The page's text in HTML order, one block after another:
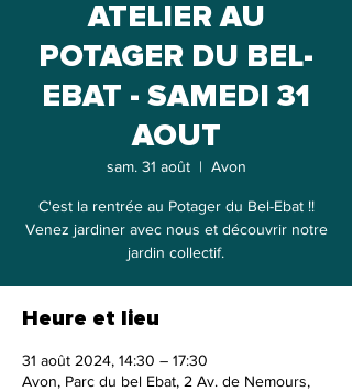
ATELIER AU
POTAGER DU BEL-
EBAT - SAMEDI 31
AOUT
sam. 31 août
  |
Avon
C'est la rentrée au Potager du Bel-Ebat !!
Venez jardiner avec nous et découvrir notre
jardin collectif.
Heure et lieu
31 août 2024, 14:30 – 17:30
Avon, Parc du bel Ebat, 2 Av. de Nemours,